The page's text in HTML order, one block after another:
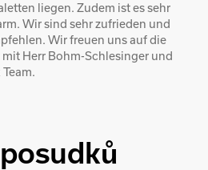
liegen. Zudem ist es sehr
Wir sind sehr zufrieden und
Wir freuen uns auf die
Herr Bohm-Schlesinger und